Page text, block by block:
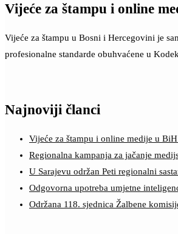
Vijeće za štampu i online
Vijeće za štampu u Bosni i Hercegovini je
profesionalne standarde obuhvaćene u
Najnoviji članci
Vijeće za štampu i online medije u
Regionalna kampanja za jačanje
U Sarajevu održan Peti regionalni
Odgovorna upotreba umjetne
Održana 118. sjednica Žalbene